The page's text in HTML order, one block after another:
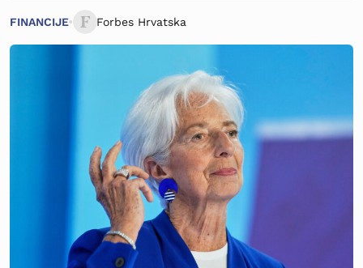
FINANCIJE Forbes Hrvatska